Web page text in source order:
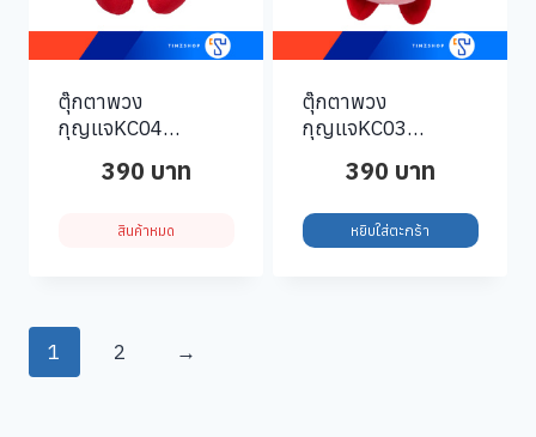
ตุ๊กตาพวง
กุญแจKC04
Sleeping
390 บาท
สินค้าหมด
ตุ๊กตาพวง
กุญแจKC03
Hovering
390 บาท
หยิบใส่ตะกร้า
1 2 →